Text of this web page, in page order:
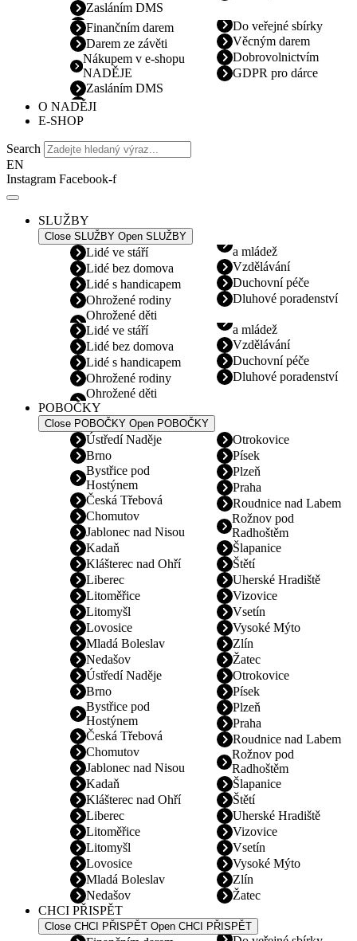
Zasláním DMS
Finančním darem
Darem ze závěti
Nákupem v e-shopu
NADĚJE
Zasláním DMS
Do veřejné sbírky
Věcným darem
Dobrovolnictvím
GDPR pro dárce
O NADĚJI
E-SHOP
Search
EN
Instagram Facebook-f
SLUŽBY
Close SLUŽBY Open SLUŽBY
Lidé ve stáří
Lidé bez domova
Lidé s handicapem
Ohrožené rodiny
Ohrožené děti
a mládež
Vzdělávání
Duchovní péče
Dluhové poradenství
Lidé ve stáří
Lidé bez domova
Lidé s handicapem
Ohrožené rodiny
Ohrožené děti
a mládež
Vzdělávání
Duchovní péče
Dluhové poradenství
POBOČKY
Close POBOČKY Open POBOČKY
Ústředí Naděje
Brno
Bystřice pod
Hostýnem
Česká Třebová
Chomutov
Jablonec nad Nisou
Kadaň
Klášterec nad Ohří
Liberec
Litoměřice
Litomyšl
Lovosice
Mladá Boleslav
Nedašov
Otrokovice
Písek
Plzeň
Praha
Roudnice nad Labem
Rožnov pod
Radhoštěm
Šlapanice
Štětí
Uherské Hradiště
Vizovice
Vsetín
Vysoké Mýto
Zlín
Žatec
Ústředí Naděje
Brno
Bystřice pod
Hostýnem
Česká Třebová
Chomutov
Jablonec nad Nisou
Kadaň
Klášterec nad Ohří
Liberec
Litoměřice
Litomyšl
Lovosice
Mladá Boleslav
Nedašov
Otrokovice
Písek
Plzeň
Praha
Roudnice nad Labem
Rožnov pod
Radhoštěm
Šlapanice
Štětí
Uherské Hradiště
Vizovice
Vsetín
Vysoké Mýto
Zlín
Žatec
CHCI PŘISPĚT
Close CHCI PŘISPĚT Open CHCI PŘISPĚT